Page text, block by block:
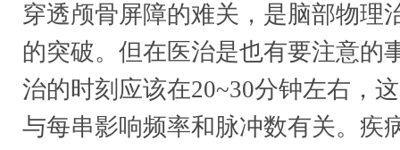
穿透颅骨屏障的难关，是脑部物理
的突破。但在医治是也有要注意的
治的时刻应该在20~30分钟左右，
与每串影响频率和脉冲数有关。疾